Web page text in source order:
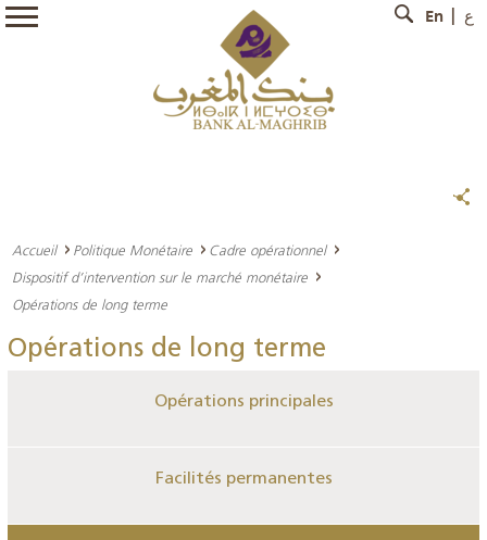
En ع
Accueil Politique Monétaire
Cadre opérationnel
Dispositif d’intervention sur le marché monétaire
Opérations de long terme
Opérations de long terme
Opérations principales
Facilités permanentes